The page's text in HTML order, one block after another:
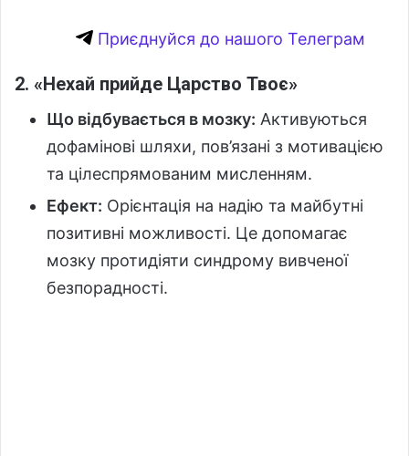
Приєднуйся до нашого Телеграм
2. «Нехай прийде Царство Твоє»
Що відбувається в мозку: Активуються
дофамінові шляхи, пов’язані з мотивацією
та цілеспрямованим мисленням.
Ефект: Орієнтація на надію та майбутні
позитивні можливості. Це допомагає
мозку протидіяти синдрому вивченої
безпорадності.